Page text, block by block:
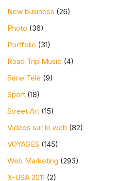
New business (26)
Photo (36)
Portfolio (31)
Road Trip Music (4)
Série Télé (9)
Sport (18)
Street Art (15)
Vidéos sur le web (82)
VOYAGES (145)
Web Marketing (293)
X-USA 2011 (2)